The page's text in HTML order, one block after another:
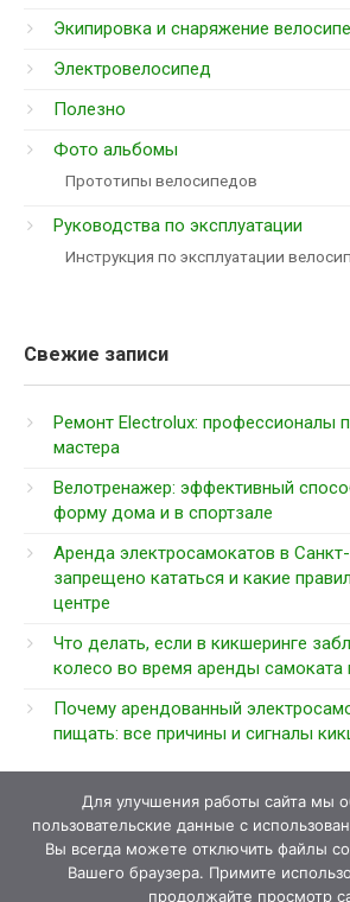
Экипировка и снаряжение
Электровелосипед
Полезно
Фото альбомы
Прототипы велосипедов
Руководства по эксплуатации
Инструкция по эксплуатации
Свежие записи
Ремонт Electrolux: профессионалы
мастера
Велотренажер: эффективный
форму дома и в спортзале
Аренда электросамокатов в
запрещено кататься и какие
центре
Что делать, если в кикшеринге
колесо во время аренды самоката
Почему арендованный
пищать: все причины и сигналы
Для улучшения работы сайта мы
пользовательские данные с
Вы всегда можете отключить файлы
Вашего браузера. Примите
продолжайте просмотр